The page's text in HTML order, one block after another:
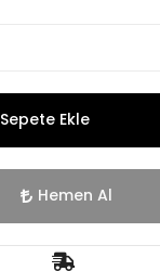
Sepete Ekle
Hemen Al